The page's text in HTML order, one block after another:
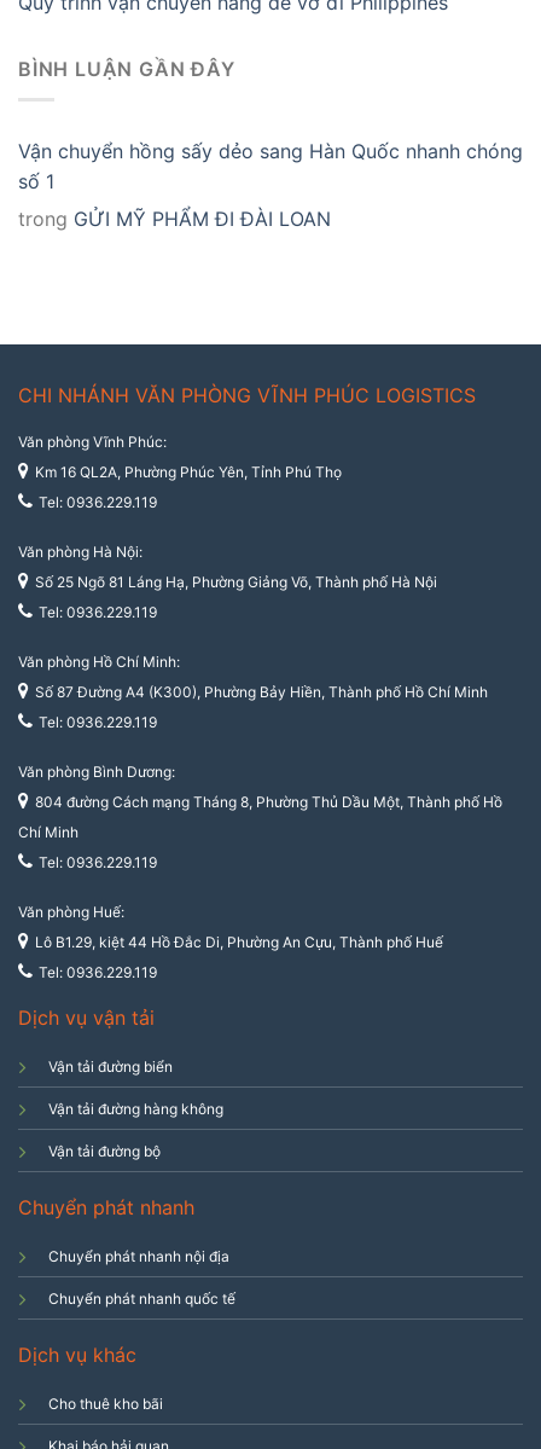
BÌNH LUẬN GẦN ĐÂY
Vận chuyển hồng sấy dẻo sang Hàn Quốc nhanh chóng
số 1
trong GỬI MỸ PHẨM ĐI ĐÀI LOAN
CHI NHÁNH VĂN PHÒNG VĨNH PHÚC LOGISTICS
Văn phòng Vĩnh Phúc:
Km 16 QL2A, Phường Phúc Yên, Tỉnh Phú Thọ
Tel: 0936.229.119
Văn phòng Hà Nội:
Số 25 Ngõ 81 Láng Hạ, Phường Giảng Võ, Thành phố Hà Nội
Tel: 0936.229.119
Văn phòng Hồ Chí Minh:
Số 87 Đường A4 (K300), Phường Bảy Hiền, Thành phố Hồ Chí Minh
Tel: 0936.229.119
Văn phòng Bình Dương:
804 đường Cách mạng Tháng 8, Phường Thủ Dầu Một, Thành phố Hồ
Chí Minh
Tel: 0936.229.119
Văn phòng Huế:
Lô B1.29, kiệt 44 Hồ Đắc Di, Phường An Cựu, Thành phố Huế
Tel: 0936.229.119
Dịch vụ vận tải
Vận tải đường biển
Vận tải đường hàng không
Vận tải đường bộ
Chuyển phát nhanh
Chuyển phát nhanh nội địa
Chuyển phát nhanh quốc tế
Dịch vụ khác
Cho thuê kho bãi